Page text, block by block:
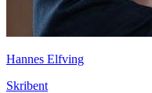
Hannes Elfving
Skribent